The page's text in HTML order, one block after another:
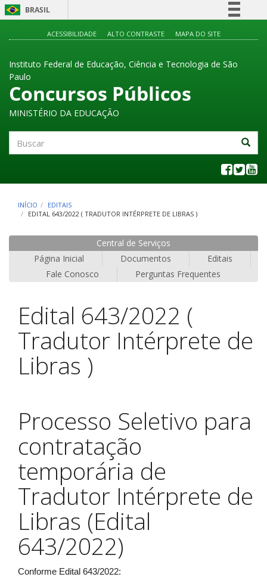
BRASIL
Participe
Legislação
ACESSIBILIDADE ALTO CONTRASTE MAPA DO SITE
Instituto Federal de Educação, Ciência e Tecnologia de São
Paulo
Concursos Públicos
MINISTÉRIO DA EDUCAÇÃO
INÍCIO
EDITAIS
EDITAL 643/2022 ( TRADUTOR INTÉRPRETE DE LIBRAS )
Central de Serviços
Página Inicial
Documentos
Editais
Fale Conosco
Perguntas Frequentes
Edital 643/2022 (
Tradutor Intérprete de
Libras )
Processo Seletivo para
contratação
temporária de
Tradutor Intérprete de
Libras (Edital
643/2022)
Conforme Edital 643/2022: